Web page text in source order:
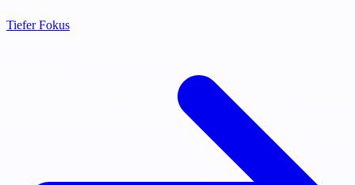
Tiefer Fokus